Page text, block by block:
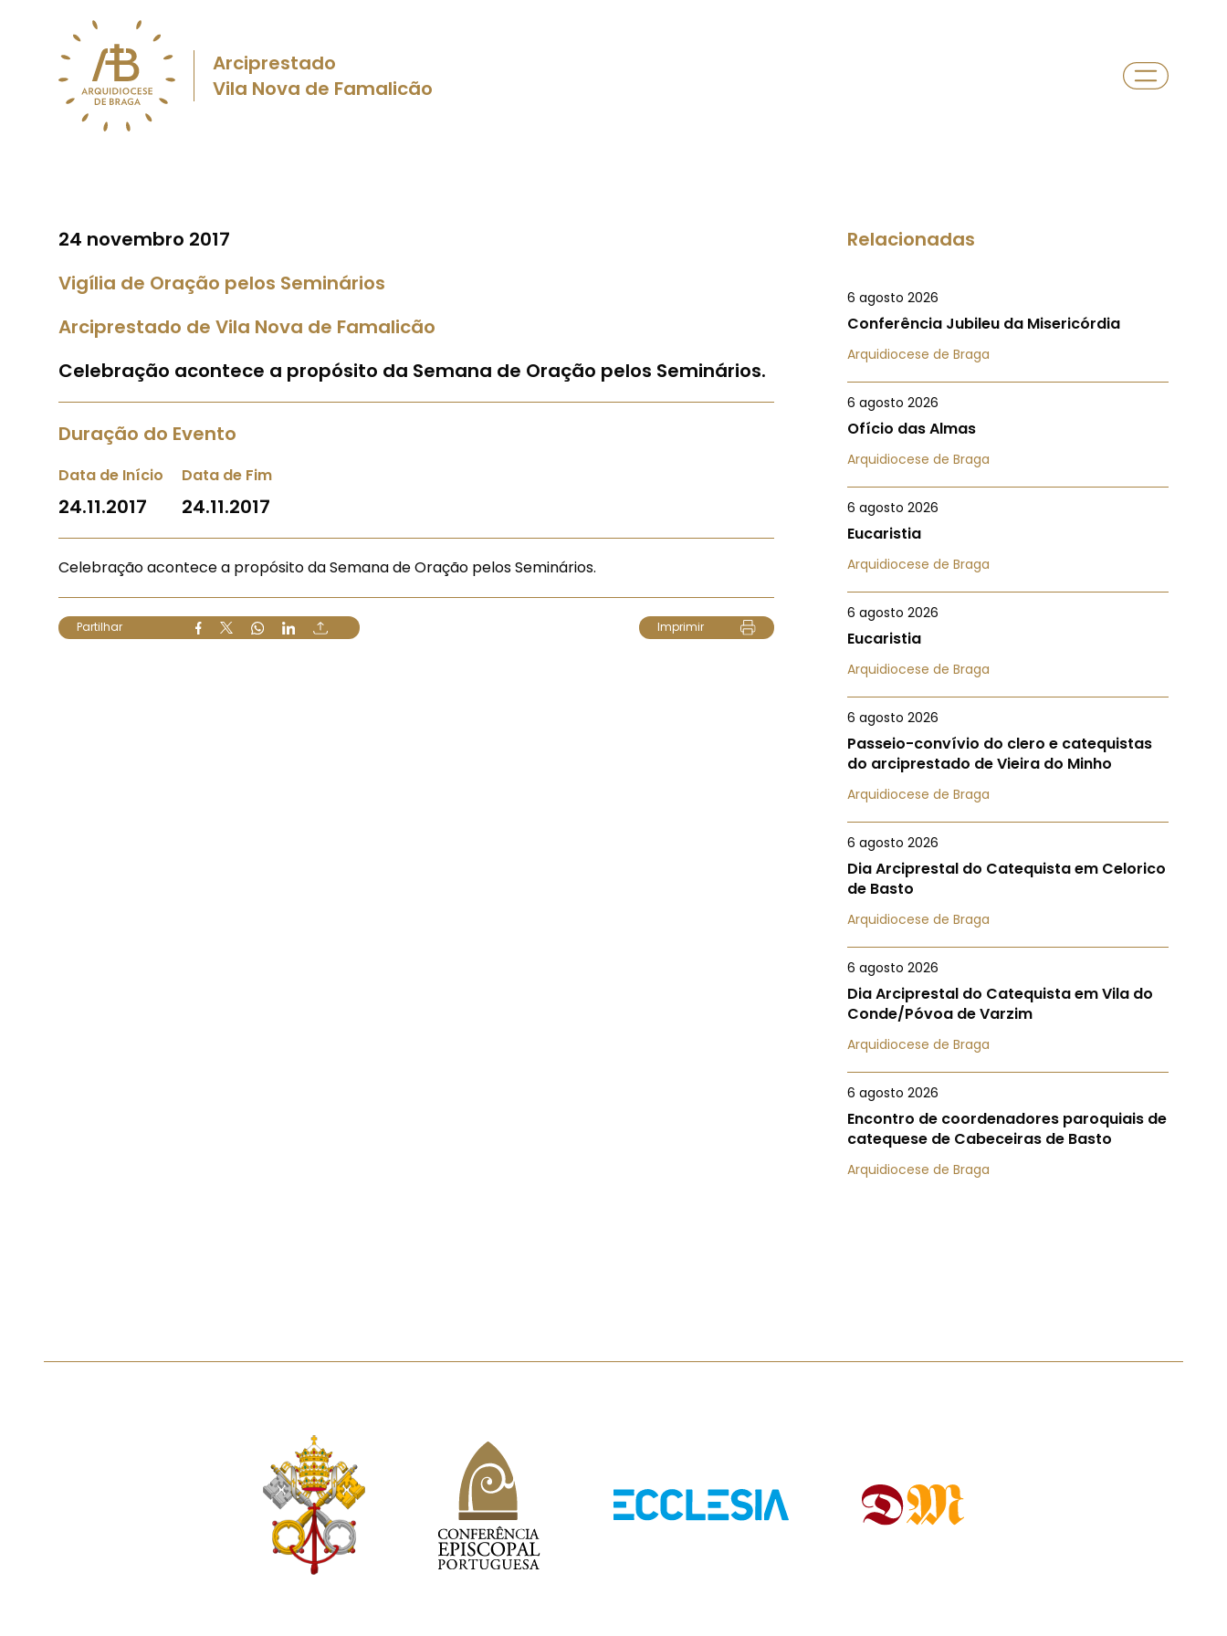
Arciprestado
Vila Nova de Famalicão
24 novembro 2017
Vigília de Oração pelos Seminários
Arciprestado de Vila Nova de Famalicão
Celebração acontece a propósito da Semana de Oração pelos Seminários.
Duração do Evento
Data de Início
24.11.2017
Data de Fim
24.11.2017
Celebração acontece a propósito da Semana de Oração pelos Seminários.
Partilhar Imprimir
Relacionadas
6 agosto 2026
Conferência Jubileu da Misericórdia
Arquidiocese de Braga
6 agosto 2026
Ofício das Almas
Arquidiocese de Braga
6 agosto 2026
Eucaristia
Arquidiocese de Braga
6 agosto 2026
Eucaristia
Arquidiocese de Braga
6 agosto 2026
Passeio-convívio do clero e catequistas
do arciprestado de Vieira do Minho
Arquidiocese de Braga
6 agosto 2026
Dia Arciprestal do Catequista em Celorico
de Basto
Arquidiocese de Braga
6 agosto 2026
Dia Arciprestal do Catequista em Vila do
Conde/Póvoa de Varzim
Arquidiocese de Braga
6 agosto 2026
Encontro de coordenadores paroquiais de
catequese de Cabeceiras de Basto
Arquidiocese de Braga